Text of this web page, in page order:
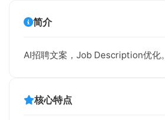
简介
AI招聘文案，Job Description优化。
核心特点